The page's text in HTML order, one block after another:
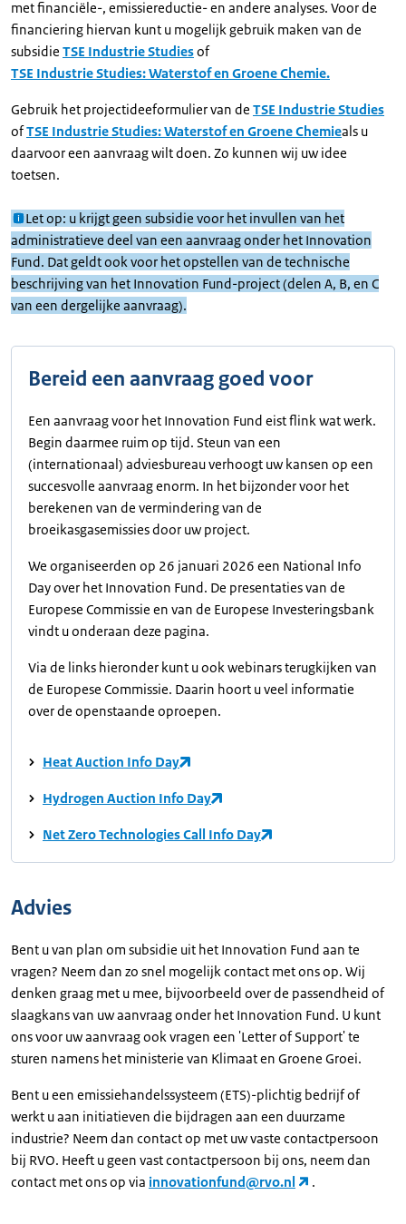
met financiële-, emissiereductie- en andere analyses. Voor de
financiering hiervan kunt u mogelijk gebruik maken van de
subsidie TSE Industrie Studiesof
TSE Industrie Studies: Waterstof en Groene Chemie.
Gebruik het projectideeformulier van de TSE Industrie Studies
ofTSE Industrie Studies: Waterstof en Groene Chemieals u
daarvoor een aanvraag wilt doen. Zo kunnen wij uw idee
toetsen.
Let op: u krijgt geen subsidie voor het invullen van het
administratieve deel van een aanvraag onder het Innovation
Fund. Dat geldt ook voor het opstellen van de technische
beschrijving van het Innovation Fund-project (delen A, B, en C
van een dergelijke aanvraag).
Bereid een aanvraag goed voor
Een aanvraag voor het Innovation Fund eist flink wat werk.
Begin daarmee ruim op tijd. Steun van een
(internationaal) adviesbureau verhoogt uw kansen op een
succesvolle aanvraag enorm. In het bijzonder voor het
berekenen van de vermindering van de
broeikasgasemissies door uw project.
We organiseerden op 26 januari 2026 een National Info
Day over het Innovation Fund. De presentaties van de
Europese Commissie en van de Europese Investeringsbank
vindt u onderaan deze pagina.
Via de links hieronder kunt u ook webinars terugkijken van
de Europese Commissie. Daarin hoort u veel informatie
over de openstaande oproepen.
Heat Auction Info Day
Hydrogen Auction Info Day
Net Zero Technologies Call Info Day
Advies
Bent u van plan om subsidie uit het Innovation Fund aan te
vragen? Neem dan zo snel mogelijk contact met ons op. Wij
denken graag met u mee, bijvoorbeeld over de passendheid of
slaagkans van uw aanvraag onder het Innovation Fund. U kunt
ons voor uw aanvraag ook vragen een 'Letter of Support' te
sturen namens het ministerie van Klimaat en Groene Groei.
Bent u een emissiehandelssysteem (ETS)-plichtig bedrijf of
werkt u aan initiatieven die bijdragen aan een duurzame
industrie? Neem dan contact op met uw vaste contactpersoon
bij RVO. Heeft u geen vast contactpersoon bij ons, neem dan
contact met ons op via innovationfund@rvo.nl .